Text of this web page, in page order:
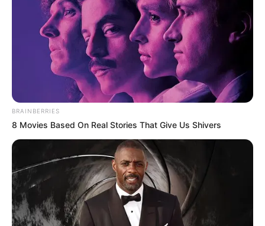
BRAINBERRIES
8 Movies Based On Real Stories That Give Us Shivers